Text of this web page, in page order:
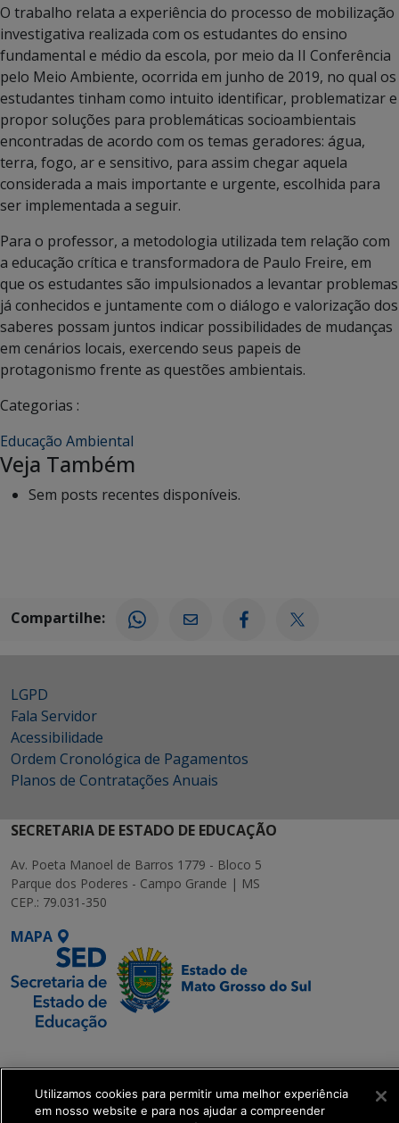
O trabalho relata a experiência do processo de mobilização
investigativa realizada com os estudantes do ensino
fundamental e médio da escola, por meio da II Conferência
pelo Meio Ambiente, ocorrida em junho de 2019, no qual os
estudantes tinham como intuito identificar, problematizar e
propor soluções para problemáticas socioambientais
encontradas de acordo com os temas geradores: água,
terra, fogo, ar e sensitivo, para assim chegar aquela
considerada a mais importante e urgente, escolhida para
ser implementada a seguir.
Para o professor, a metodologia utilizada tem relação com
a educação crítica e transformadora de Paulo Freire, em
que os estudantes são impulsionados a levantar problemas
já conhecidos e juntamente com o diálogo e valorização dos
saberes possam juntos indicar possibilidades de mudanças
em cenários locais, exercendo seus papeis de
protagonismo frente as questões ambientais.
Categorias :
Educação Ambiental
Veja Também
Sem posts recentes disponíveis.
Compartilhe:
LGPD
Fala Servidor
Acessibilidade
Ordem Cronológica de Pagamentos
Planos de Contratações Anuais
SECRETARIA DE ESTADO DE EDUCAÇÃO
Av. Poeta Manoel de Barros 1779 - Bloco 5
Parque dos Poderes - Campo Grande | MS
CEP.: 79.031-350
MAPA
Executiva de
Transformação Digital
Utilizamos cookies para permitir uma melhor experiência
em nosso website e para nos ajudar a compreender